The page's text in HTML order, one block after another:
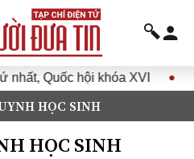
Đưa Nghị quyết Đại hội
HỌC SINH
HỌC SINH